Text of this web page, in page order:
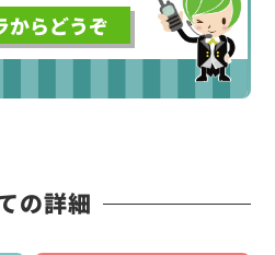
からどうぞ
の詳細